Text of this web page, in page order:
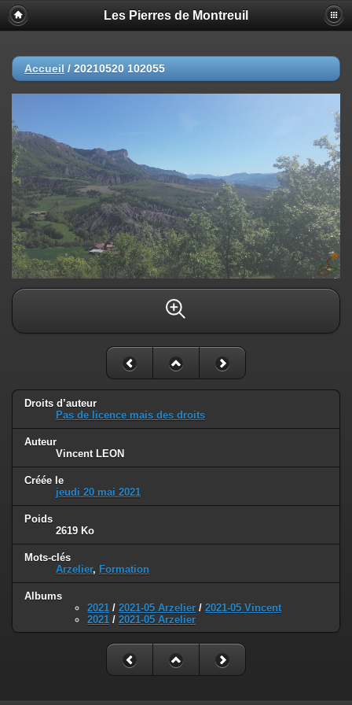
Les Pierres de Montreuil
Accueil / 20210520 102055
Droits d’auteur
Pas de licence mais des droits
Auteur
Vincent LEON
Créée le
jeudi 20 mai 2021
Poids
2619 Ko
Mots-clés
Arzelier, Formation
Albums
2021 / 2021-05 Arzelier / 2021-05 Vincent
2021 / 2021-05 Arzelier